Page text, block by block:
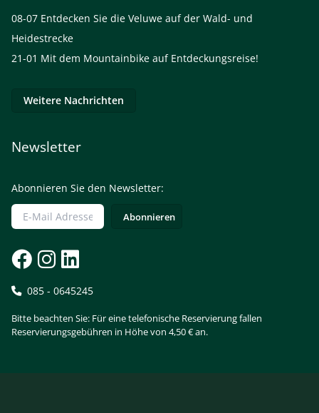
08-07 Entdecken Sie die Veluwe auf der Wald- und
Heidestrecke
21-01 Mit dem Mountainbike auf Entdeckungsreise!
Weitere Nachrichten
Newsletter
Abonnieren Sie den Newsletter:
085 - 0645245
Bitte beachten Sie: Für eine telefonische Reservierung fallen
Reservierungsgebühren in Höhe von 4,50 € an.